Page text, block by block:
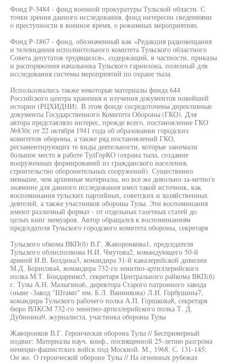
Фонд Р-3484 - фонд военной прокуратуры Тульской области. С
точки зрения данного исследования, фонд интересен сведениями
о преступности в военное время, о режимных мероприятиях.
Фонд Р-1867 - фонд, обозначенный как «Редакция радиовещания
и телевидения исполнительного комитета Тульского областного
Совета депутатов трудящихся», содержащий, в частности, приказы
и распоряжения начальника Тульского гарнизона, полезный для
исследования системы мероприятий по охране тыла.
Использовались также некоторые материалы фонда 644
Российского центра хранения и изучения документов новейшей
истории (РЦХИДНИ). В этом фонде сосредоточены директивные
документы Государственного Комитета Обороны (ГКО). Для
автора представляло интерес, прежде всего, постановление ГКО
№830с от 22 октября 1941 года об образовании городских
комитетов обороны, а также ряд постановлений ГКО,
регламентирующих те виды деятельности, которые занимали
большое место в работе ТулГорКО (охрана тыла, создание
вооруженных формирований из гражданского населения,
строительство оборонительных сооружений). Существенно
меньшее, чем архивные материалы, но все же довольно за-метно'е
значение для данного исследования имел такой источник, как
воспоминания тульских партийных, советских и хозяйственных
деятелей, а также участников обороны Тулы. Эти воспоминания
имеют различный формат - от отдельных газетных статей до
целых книг мемуаров. Автор обращался к воспоминаниям
председателя Тульского городского комитета обороны, секретаря
Тульского обкома ВКП(б) В.Г. Жаворонкова1, председателя
Тульского облисполкома Н.И. Чмутова2, командующего 50-й
армией И.В. Болдина3, командира 31-й кавалерийской дивизии
М.Д. Борисова4, командира 732-го зенитно-артиллерийского
полка М.Т. Бондаренко5, секретаря Центрального райкома ВКП(б)
г. Тулы А.Н. Малыгина6, директора Старого патронного завода
(ныне -Завод "Штамп" им. Б.Л. Ванникова) Л.И. Горбушина7,
командира Тульского рабочего полка А.П. Горшкова8, секретаря
бюро ВЛКСМ 732-го зенитно-артиллерийского полка Т. Д.
Дубинина9, журналиста, участника обороны Тулы
Жаворонков В.Г. Героическая оборона Тулы // Беспримерный
подвиг: Материалы науч. конф., посвященной 25-летию разгрома
немецко-фашистских войск под Москвой. М., 1968. С. 131-145;
Он же. О героической обороне Тулы // На огненных рубежах